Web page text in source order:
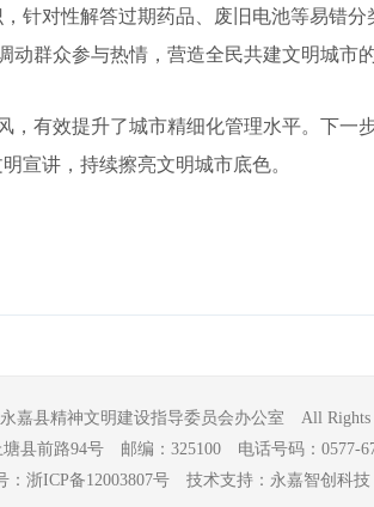
针对性解答过期药品、废旧电池等易错
群众参与热情，营造全民共建文明城市的
，有效提升了城市精细化管理水平。下一
宣讲，持续擦亮文明城市底色。
嘉县精神文明建设指导委员会办公室 All Rights
县前路94号 邮编：325100 电话号码：0577-
：浙ICP备12003807号 技术支持：永嘉智创科技